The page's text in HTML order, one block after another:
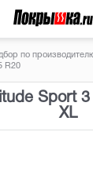
по
R20
Sport 3
XL